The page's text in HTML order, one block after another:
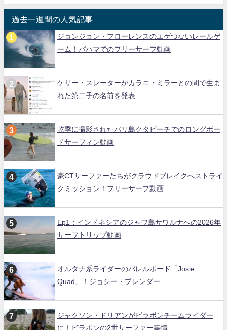
過去一週間の人気記事
ジョンジョン・フローレンスのエゲつないレールゲ
ーム！バハマでのフリーサーフ動画
ケリー・スレーターがカラニ・ミラーとの間で生ま
れた第二子の名前を発表
乾季に撮影されたバリ島クタビーチでのロングボー
ドサーフィン動画
豪CTサーファーたちがクラウドブレイクへストライ
クミッション！フリーサーフ動画
Ep1：インドネシアのジャワ島サワルナへの2026年
サーフトリップ動画
オルタナ系ライダーのバレルボード「Josie
Quad」！ジョシー・プレンダー...
ジャクソン・ドリアンがビラボンチームライダー
に！ビラボンの2世サーファー事情